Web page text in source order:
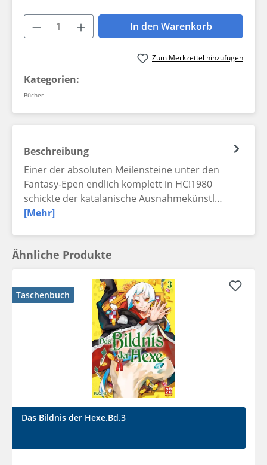
Produkt Anzahl: Gib den
In den Warenkorb
Zum Merkzettel hinzufügen
Kategorien:
Bücher
Beschreibung
Einer der absoluten Meilensteine unter den
Fantasy-Epen endlich komplett in HC!1980
schickte der katalanische Ausnahmekünstl…
[Mehr]
Ähnliche Produkte
Taschenbuch
Das Bildnis der Hexe.Bd.3